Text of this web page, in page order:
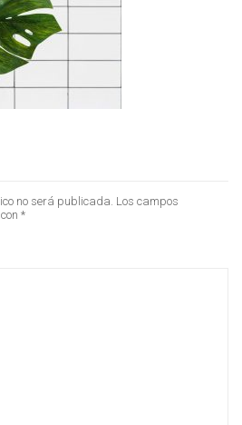
no será publicada. Los campos
*